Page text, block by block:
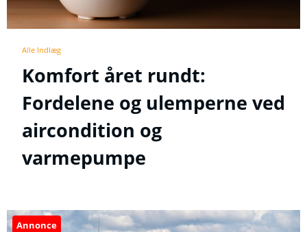
Alle Indlæg
Komfort året rundt:
Fordelene og ulemperne ved
aircondition og
varmepumpe
Annonce